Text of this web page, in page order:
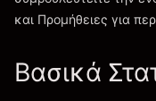
και Προμήθειες για
Βασικά